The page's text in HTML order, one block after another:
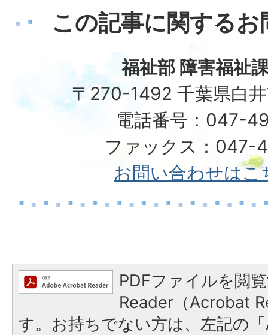
この記事に関する
福祉部 障害福祉
〒270-1492 千葉県白
電話番号：047-
ファックス：047-
お問い合わせはこ
PDFファイルを閲
Reader（Acrobat
す。お持ちでない方は、左記の